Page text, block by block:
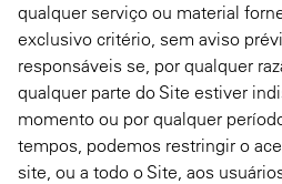
qualquer serviço ou material
exclusivo critério, sem aviso
responsáveis se, por qualquer
qualquer parte do Site estiver
momento ou por qualquer
tempos, podemos restringir o
site, ou a todo o Site, aos